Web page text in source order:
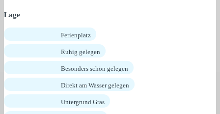
Lage
Ferienplatz
Ruhig gelegen
Besonders schön gelegen
Direkt am Wasser gelegen
Untergrund Gras